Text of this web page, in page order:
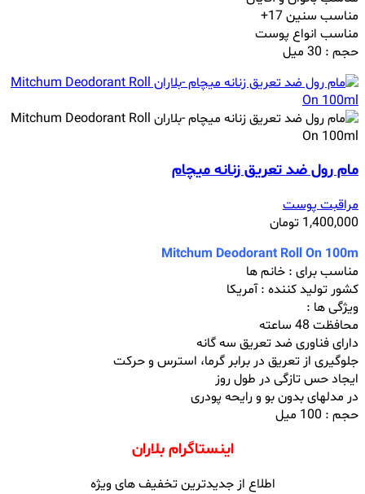
مناسب سنین 17+
مناسب انواع‌‌ پوست
حجم : 30 میل
مام رول ضد تعریق زنانه میچام
مراقبت پوست
1,400,000 تومان
Mitchum Deodorant Roll On 100m
مناسب برای : خانم ها
کشور تولید کننده : آمریکا
ویژگی ها :
محافظت 48 ساعته
دارای فناوری ضد تعریق سه گانه
جلوگیری از تعریق در برابر گرما، استرس و حرکت
ایجاد حس تازگی در طول روز
در مدلهای بدون بو و رایحه پودری
حجم : 100 میل
اینستاگرام بلاران
اطلاع از جدیدترین تخفیف های ویژه